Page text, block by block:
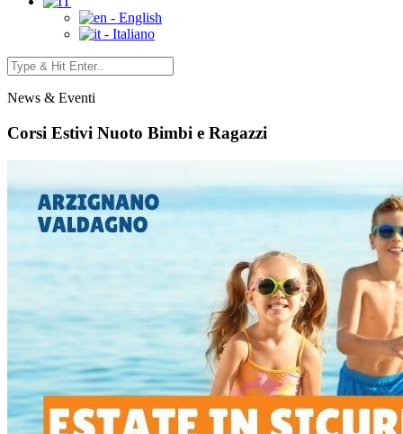
- English
- Italiano
News & Eventi
Corsi Estivi Nuoto Bimbi e Ragazzi